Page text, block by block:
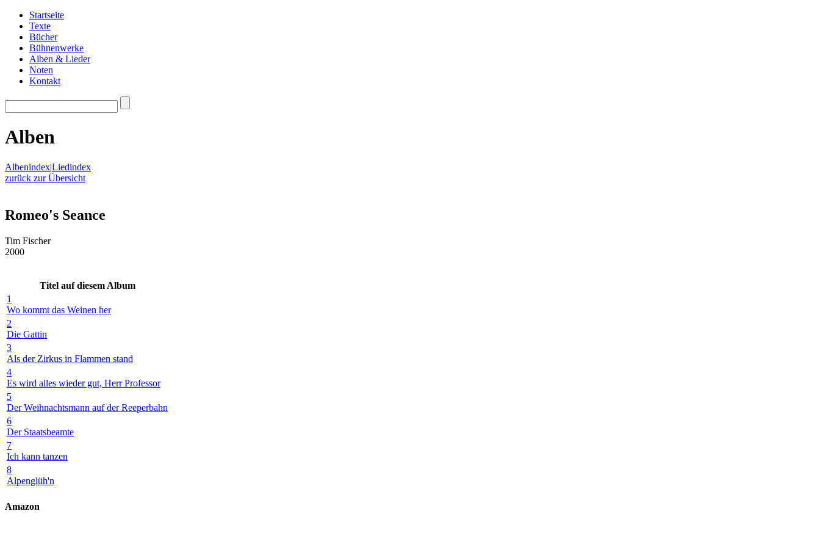
Startseite
Texte
Bücher
Bühnenwerke
Alben & Lieder
Noten
Kontakt
Alben
Albenindex|Liedindex
zurück zur Übersicht
Romeo's Seance
Tim Fischer
2000
Titel auf diesem Album
1
Wo kommt das Weinen her
2
Die Gattin
3
Als der Zirkus in Flammen stand
4
Es wird alles wieder gut, Herr Professor
5
Der Weihnachtsmann auf der Reeperbahn
6
Der Staatsbeamte
7
Ich kann tanzen
8
Alpenglüh'n
Amazon